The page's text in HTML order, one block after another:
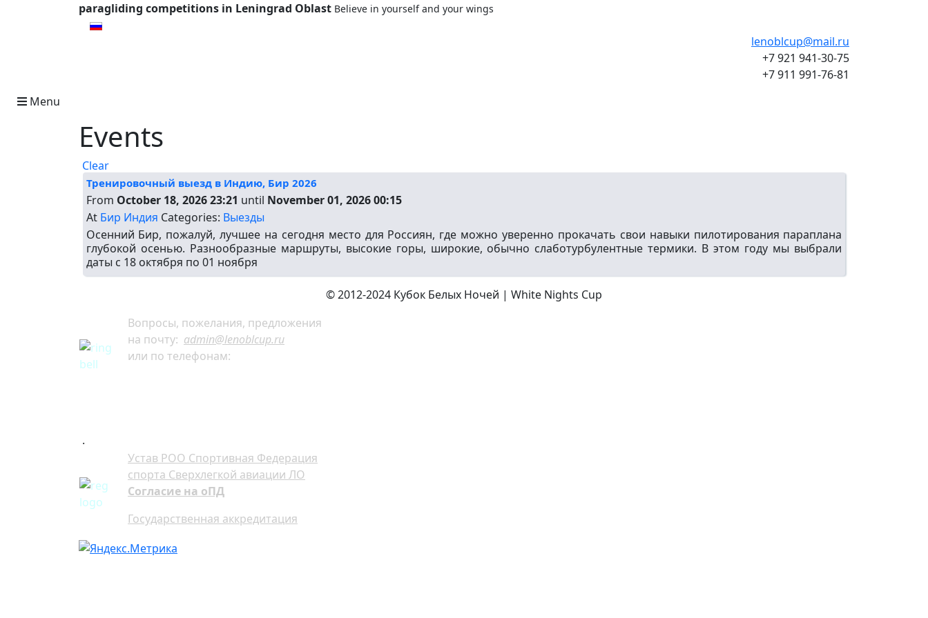
paragliding competitions in Leningrad Oblast Believe in yourself and your wings
Select your language
lenoblcup@mail.ru
+7 921 941-30-75
+7 911 991-76-81
Menu
Events
Clear
Тренировочный выезд в Индию, Бир 2026
From October 18, 2026 23:21 until November 01, 2026 00:15
At Бир Индия Categories: Выезды
Осенний Бир, пожалуй, лучшее на сегодня место для Россиян, где можно уверенно прокачать свои навыки пилотирования параплана
глубокой осенью. Разнообразные маршруты, высокие горы, широкие, обычно слаботурбулентные термики. В этом году мы выбрали
даты с 18 октября по 01 ноября
© 2012-2024 Кубок Белых Ночей | White Nights Cup
Вопросы, пожелания, предложения
на почту: admin@lenoblcup.ru
или по телефонам:
.
Устав РОО Спортивная Федерация
спорта Сверхлегкой авиации ЛО
Согласие на оПД
Государственная аккредитация